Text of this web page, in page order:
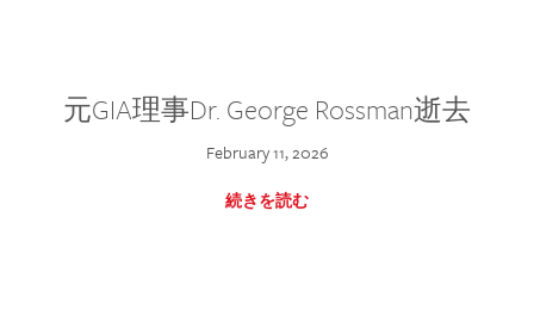
元GIA理事Dr. George Rossman逝去
February 11, 2026
続きを読む